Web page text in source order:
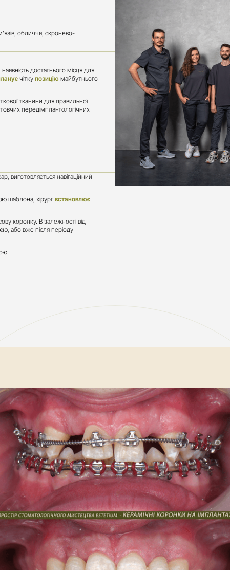
обличчя, скронево-
достатнього місця для
чітку позиціюмайбутнього
тканини для правильної
передімплантологічних
виготовляється навігаційний
шаблона, хірург встановлює
коронку. В залежності від
або вже після періоду